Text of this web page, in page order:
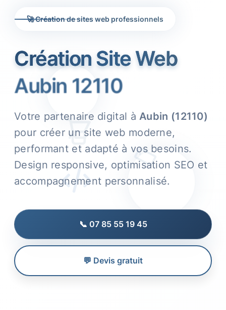
🚀 Création de sites web professionnels
Création Site Web
Aubin 12110
Votre partenaire digital àAubin (12110)
pour créer un site web moderne,
performant et adapté à vos besoins.
Design responsive, optimisation SEO et
accompagnement personnalisé.
📞 07 85 55 19 45
💬 Devis gratuit